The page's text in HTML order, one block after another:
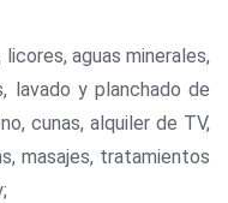
aguas minerales,
lavado y planchado de
cunas, alquiler de TV,
masajes, tratamientos